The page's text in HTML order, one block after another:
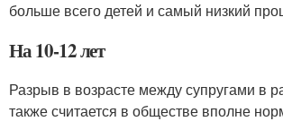
больше всего детей и самый низкий
На 10-12 лет
Разрыв в возрасте между супругами в
также считается в обществе вполне